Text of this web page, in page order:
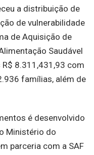
a distribuição de
de vulnerabilidade
de Aquisição de
Saudável
8.311,431,93 com
famílias, além de
é desenvolvido
Ministério do
parceria com a SAF